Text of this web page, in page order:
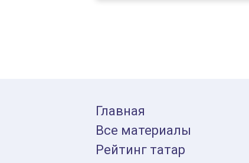
Главная
Все материалы
Рейтинг татар